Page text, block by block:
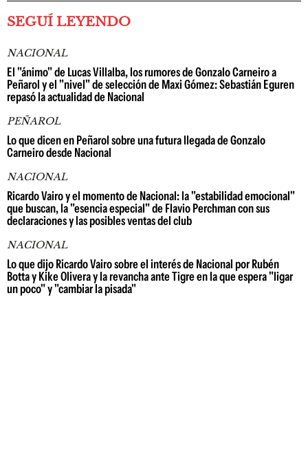
SEGUÍ LEYENDO
NACIONAL
El "ánimo" de Lucas Villalba, los rumores de Gonzalo Carneiro a
Peñarol y el "nivel" de selección de Maxi Gómez: Sebastián Eguren
repasó la actualidad de Nacional
PEÑAROL
Lo que dicen en Peñarol sobre una futura llegada de Gonzalo
Carneiro desde Nacional
NACIONAL
Ricardo Vairo y el momento de Nacional: la "estabilidad emocional"
que buscan, la "esencia especial" de Flavio Perchman con sus
declaraciones y las posibles ventas del club
NACIONAL
Lo que dijo Ricardo Vairo sobre el interés de Nacional por Rubén
Botta y Kike Olivera y la revancha ante Tigre en la que espera "ligar
un poco" y "cambiar la pisada"